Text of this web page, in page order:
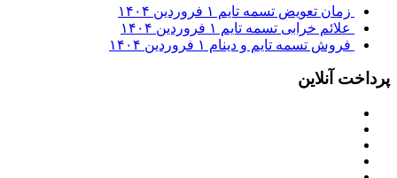
زمان تعویض تسمه تایم ۱ فروردین ۱۴۰۴
علائم خرابی تسمه تایم ۱ فروردین ۱۴۰۴
فروش تسمه تایم و دینام ۱ فروردین ۱۴۰۴
پرداخت آنلاین